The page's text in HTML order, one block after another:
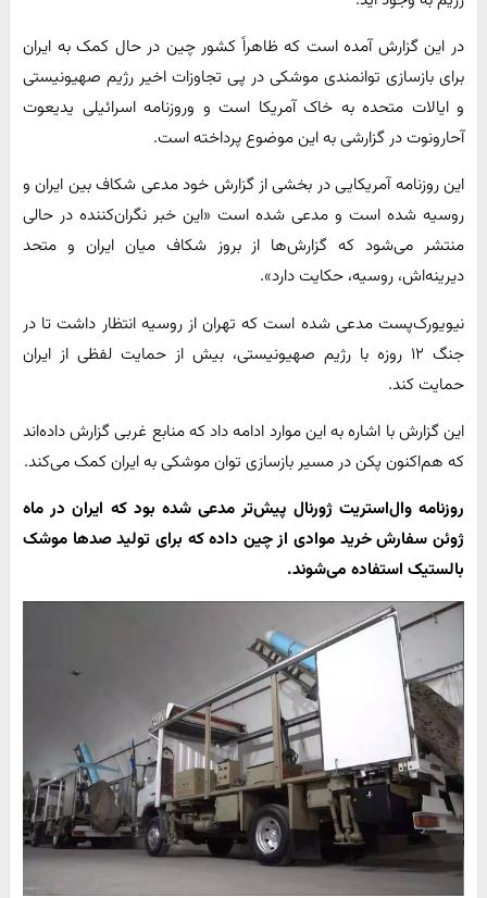
در این گزارش آمده است که ظاهراً کشور چین در حال کمک به ایران
برای بازسازی توانمندی موشکی در پی تجاوزات اخیر رژیم صهیونیستی
و ایالات متحده به خاک آمریکا است و وروزنامه اسرائیلی یدیعوت
آحارونوت در گزارشی به این موضوع پرداخته است.
این روزنامه آمریکایی در بخشی از گزارش خود مدعی شکاف بین ایران و
روسیه شده است و مدعی شده است «این خبر نگران‌کننده در حالی
منتشر می‌شود که گزارش‌ها از بروز شکاف میان ایران و متحد
دیرینه‌اش، روسیه، حکایت دارد».
نیویورک‌پست مدعی شده است که تهران از روسیه انتظار داشت تا در
جنگ ۱۲ روزه با رژیم صهیونیستی، بیش از حمایت لفظی از ایران
حمایت کند.
این گزارش با اشاره به این موارد ادامه داد که منابع غربی گزارش داده‌اند
که هم‌اکنون پکن در مسیر بازسازی توان موشکی به ایران کمک می‌کند.
روزنامه وال‌استریت ژورنال پیش‌تر مدعی شده بود که ایران در ماه
ژوئن سفارش خرید موادی از چین داده که برای تولید صدها موشک
بالستیک استفاده می‌شوند.